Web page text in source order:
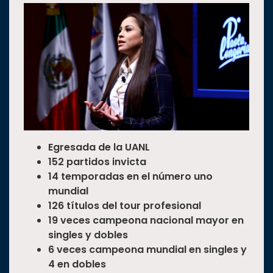
Egresada de la UANL
152 partidos invicta
14 temporadas en el número uno
mundial
126 títulos del tour profesional
19 veces campeona nacional mayor en
singles y dobles
6 veces campeona mundial en singles y
4 en dobles